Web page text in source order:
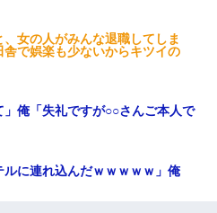
、女の人がみんな退職してしま
で娯楽も少ないからキツイの
俺「失礼ですが○○さんご本人で
に連れ込んだｗｗｗｗｗ」俺